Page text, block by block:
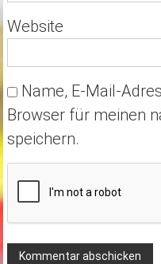
Website
Name, E-Mail-
Browser für meinen
speichern.